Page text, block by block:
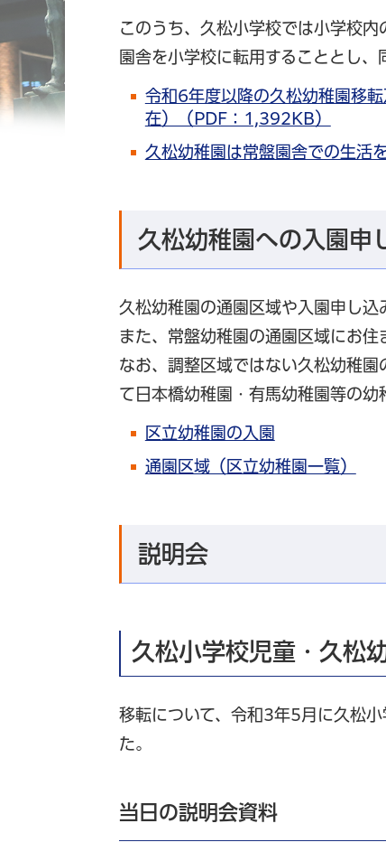
このうち、久松小学校では小学校
園舎を小学校に転用することとし、
令和6年度以降の久松幼稚園移
在）（PDF：1,392KB）
久松幼稚園は常盤園舎での生活
久松幼稚園への入園申
久松幼稚園の通園区域や入園申し込
また、常盤幼稚園の通園区域にお住
なお、調整区域ではない久松幼稚
て日本橋幼稚園・有馬幼稚園等の幼
区立幼稚園の入園
通園区域（区立幼稚園一覧）
説明会
久松小学校児童・久松
移転について、令和3年5月に久松
た。
当日の説明会資料